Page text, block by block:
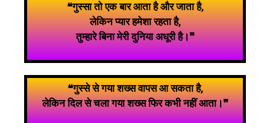
❝गुस्सा तो एक बार आता है और जाता है,
लेकिन प्यार हमेशा रहता है,
तुम्हारे बिना मेरी दुनिया अधूरी है।❞
❝गुस्से से गया शख्स वापस आ सकता है,
लेकिन दिल से चला गया शख्स फिर कभी नहीं आता।❞